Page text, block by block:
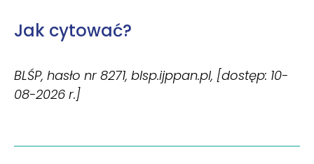
Jak cytować?
BLŚP, hasło nr 8271, blsp.ijppan.pl, [dostęp: 10-
08-2026 r.]